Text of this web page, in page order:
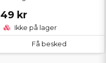
49 kr
Ikke på lager
Få besked